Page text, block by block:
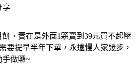
享
，實在是外面1顆賣到39元買不起壓
要提早半年下單，永遠慢人家幾步，
手做囉~